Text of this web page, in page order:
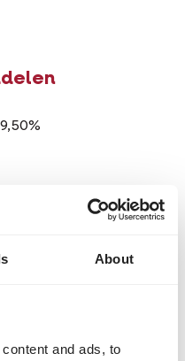
About
and ads, to
bekeken ook: